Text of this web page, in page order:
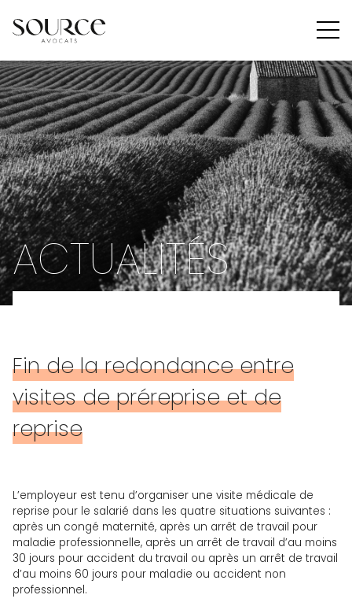
Le cabinet
Expertises
Equipe
Actualités
Nous rejoindre
Contact
ACTUALITÉS
Fin de la redondance entre
visites de préreprise et de
reprise
L’employeur est tenu d’organiser une visite médicale de
reprise pour le salarié dans les quatre situations suivantes :
après un congé maternité, après un arrêt de travail pour
maladie professionnelle, après un arrêt de travail d’au moins
30 jours pour accident du travail ou après un arrêt de travail
d’au moins 60 jours pour maladie ou accident non
professionnel.